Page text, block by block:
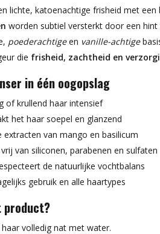
lichte, katoenachtige frisheid met
worden subtiel versterkt door een hint
poederachtigeen vanille-achtige
die frisheid, zachtheid en
in één oogopslag
of krullend haar intensief
het haar soepel en glanzend
extracten van mango en basilicum
van siliconen, parabenen en sulfaten
de natuurlijke vochtbalans
gebruik en alle haartypes
product?
volledig nat met water.